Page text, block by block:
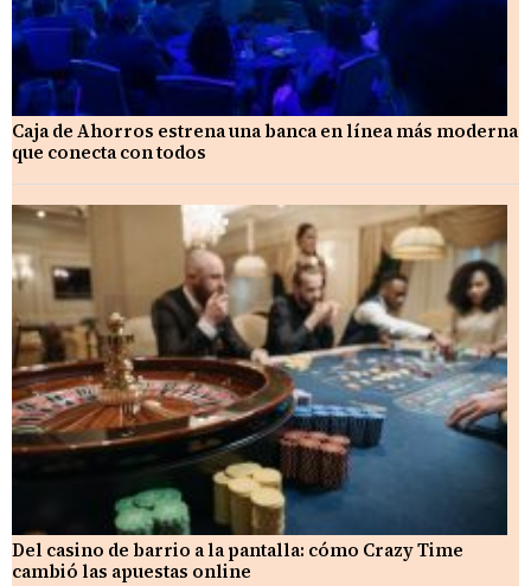
Caja de Ahorros estrena una banca en línea más moderna
que conecta con todos
Del casino de barrio a la pantalla: cómo Crazy Time
cambió las apuestas online